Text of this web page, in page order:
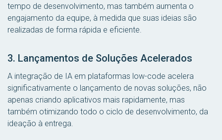
tempo de desenvolvimento, mas também aumenta o
engajamento da equipe, à medida que suas ideias são
realizadas de forma rápida e eficiente.
3. Lançamentos de Soluções Acelerados
A integração de IA em plataformas low-code acelera
significativamente o lançamento de novas soluções, não
apenas criando aplicativos mais rapidamente, mas
também otimizando todo o ciclo de desenvolvimento, da
ideação à entrega.